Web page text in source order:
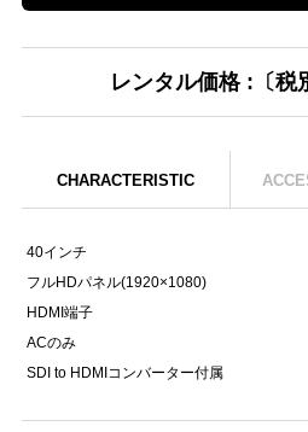
レンタル価格 :〔税
CHARACTERISTIC
40インチ
フルHDパネル(1920×1080)
HDMI端子
ACのみ
SDI to HDMIコンバーター付属